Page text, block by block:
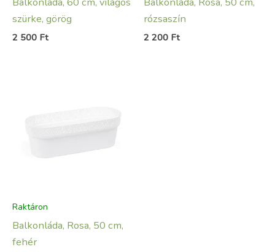
szürke, görög
2 500 Ft
rózsaszín
2 200 Ft
Raktáron
Balkonláda, Rosa, 50 cm,
fehér